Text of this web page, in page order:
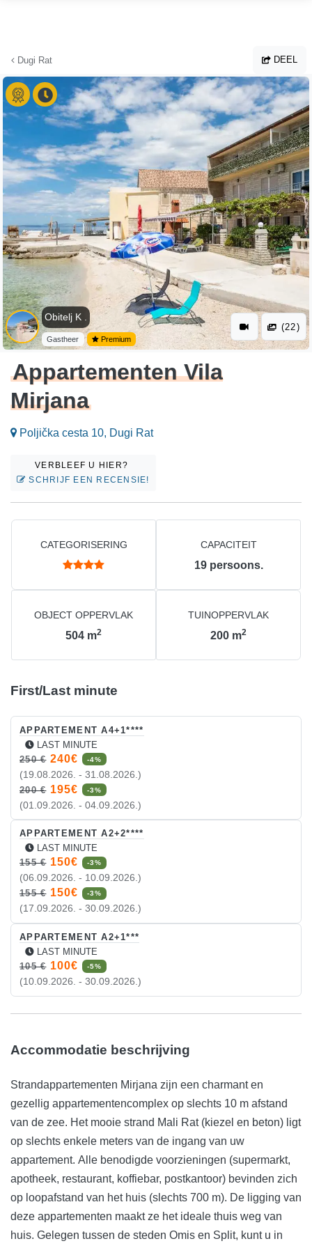
Dugi Rat DEEL
Obitelj K .
Gastheer Premium
(22)
Appartementen Vila
Mirjana
Poljička cesta 10, Dugi Rat
VERBLEEF U HIER?
SCHRIJF EEN RECENSIE!
CATEGORISERING CAPACITEIT
19 persoons.
OBJECT OPPERVLAK
504 m2
TUINOPPERVLAK
200 m2
First/Last minute
APPARTEMENT A4+1****
LAST MINUTE
250 € 240€ -4%
(19.08.2026. - 31.08.2026.)
200 € 195€ -3%
(01.09.2026. - 04.09.2026.)
APPARTEMENT A2+2****
LAST MINUTE
155 € 150€ -3%
(06.09.2026. - 10.09.2026.)
155 € 150€ -3%
(17.09.2026. - 30.09.2026.)
APPARTEMENT A2+1***
LAST MINUTE
105 € 100€ -5%
(10.09.2026. - 30.09.2026.)
Accommodatie beschrijving
Strandappartementen Mirjana zijn een charmant en
gezellig appartementencomplex op slechts 10 m afstand
van de zee. Het mooie strand Mali Rat (kiezel en beton) ligt
op slechts enkele meters van de ingang van uw
appartement. Alle benodigde voorzieningen (supermarkt,
apotheek, restaurant, koffiebar, postkantoor) bevinden zich
op loopafstand van het huis (slechts 700 m). De ligging van
deze appartementen maakt ze het ideale thuis weg van
huis. Gelegen tussen de steden Omis en Split, kunt u in